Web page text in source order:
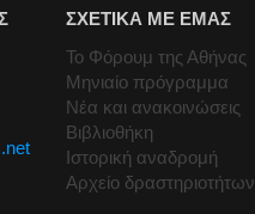
ΣΧΕΤΙΚΑ ΜΕ ΕΜΑΣ
Το Φόρουμ της Αθήνας
Μηνιαίο πρόγραμμα
Νέα και ανακοινώσεις
Βιβλιοθήκη
Ιστορική αναδρομή
Αρχείο δραστηριοτήτων